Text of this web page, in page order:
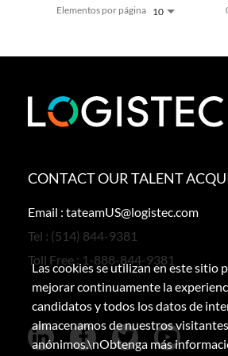
Elementos por página 10
CONTACT OUR TALENT
Email : tateamUS@logistec.com
Tel : (514) 844-9381
Toll Free : 1-888-844-9381
Las cookies se utilizan en este sitio
mejorar continuamente la
candidatos y todos los datos de
almacenamos de nuestros
anónimos.\nObtenga más